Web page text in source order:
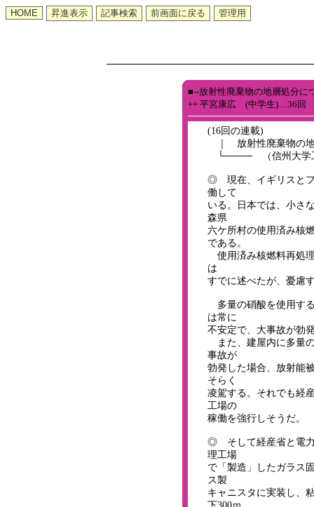
■--放射性廃棄物の地層処分に
++ 平宮康広 (中学生)…36回
(16回の連載)
｜ 放射性廃棄物の地
└──── （信州大学
◎ 現在、イギリスとフ
働して
いる。日本では、小さ
森県
六ケ所村の使用済み核
である。
使用済み核燃料再処
は
すでに述べたが、憂慮
多量の硝酸を使用す
は常に
不安定で、大事故が勃
また、建屋内に多量
事故が
勃発した場合、放射能
そらく
凌駕する。それでも経
工場の
稼働を強行しそうだ。
◎ そして経産省と電力
理工場
で「製造」したガラス
ス製
キャニスタに実装し、